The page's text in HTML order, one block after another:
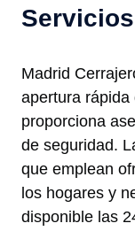
Madrid
apertura rápida
proporciona
de seguridad.
que emplean
los hogares y
disponible las